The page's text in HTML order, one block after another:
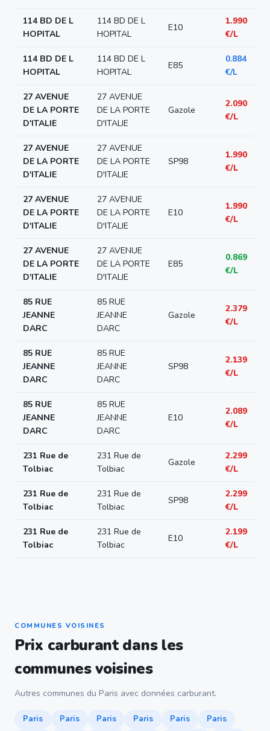
114 BD DE L
HOPITAL
114 BD DE L
HOPITAL
E10
1.990
€/L
114 BD DE L
HOPITAL
114 BD DE L
HOPITAL
E85
0.884
€/L
27 AVENUE
DE LA PORTE
D'ITALIE
27 AVENUE
DE LA PORTE
D'ITALIE
Gazole
2.090
€/L
27 AVENUE
DE LA PORTE
D'ITALIE
27 AVENUE
DE LA PORTE
D'ITALIE
SP98
1.990
€/L
27 AVENUE
DE LA PORTE
D'ITALIE
27 AVENUE
DE LA PORTE
D'ITALIE
E10
1.990
€/L
27 AVENUE
DE LA PORTE
D'ITALIE
27 AVENUE
DE LA PORTE
D'ITALIE
E85
0.869
€/L
85 RUE
JEANNE
DARC
85 RUE
JEANNE
DARC
Gazole
2.379
€/L
85 RUE
JEANNE
DARC
85 RUE
JEANNE
DARC
SP98
2.139
€/L
85 RUE
JEANNE
DARC
85 RUE
JEANNE
DARC
E10
2.089
€/L
231 Rue de
Tolbiac
231 Rue de
Tolbiac
Gazole
2.299
€/L
231 Rue de
Tolbiac
231 Rue de
Tolbiac
SP98
2.299
€/L
231 Rue de
Tolbiac
231 Rue de
Tolbiac
E10
2.199
€/L
COMMUNES VOISINES
Prix carburant dans les
communes voisines
Autres communes du Paris avec données carburant.
Paris Paris Paris Paris Paris
Paris